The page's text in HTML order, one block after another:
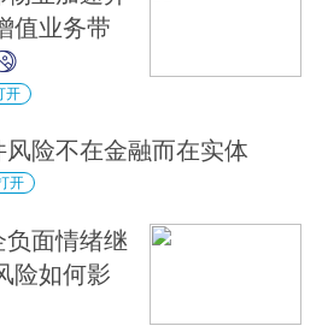
值业务带
开
险不在金融而在实体
开
负面情绪继
险如何影